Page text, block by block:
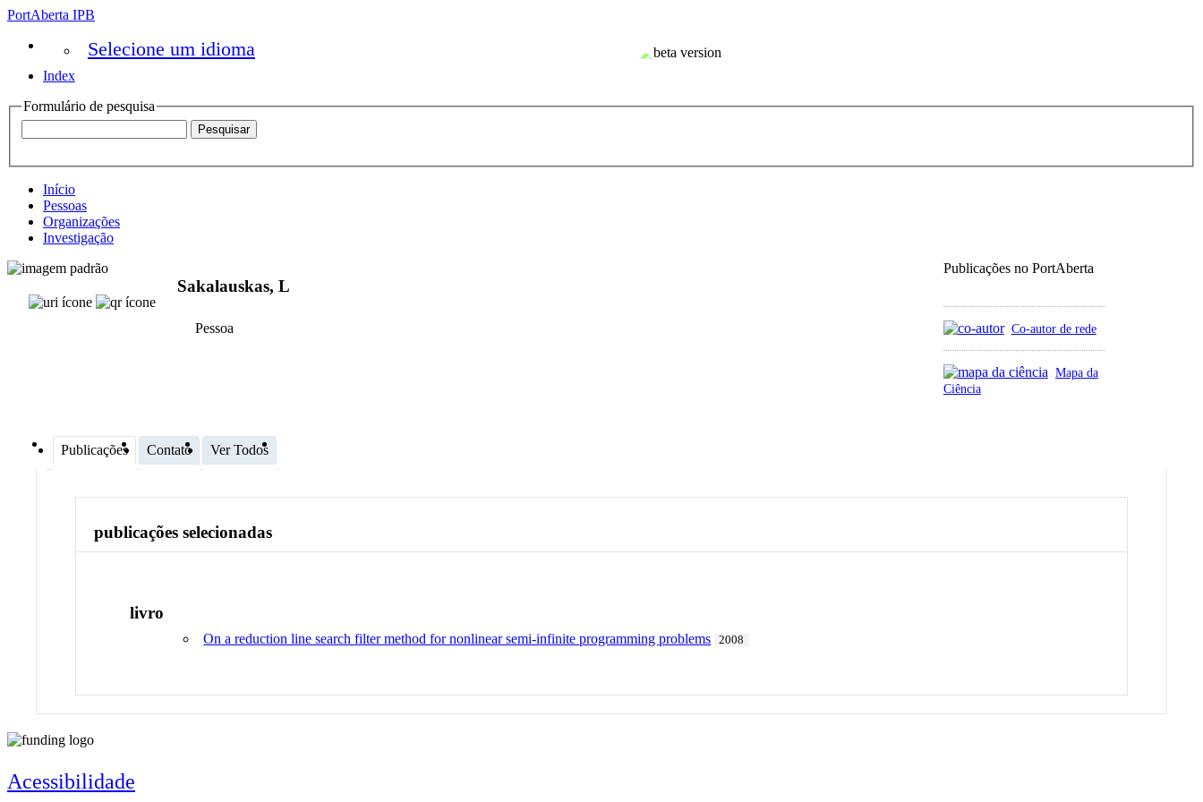
PortAberta IPB
Selecione um idioma
Index
Formulário de pesquisa
Início
Pessoas
Organizações
Investigação
Publicações no PortAberta
Co-autor de rede
Mapa da
Ciência
Sakalauskas, L
Pessoa
Publicações Contato Ver Todos
publicações selecionadas
livro
On a reduction line search filter method for nonlinear semi-infinite programming problems 2008
Acessibilidade